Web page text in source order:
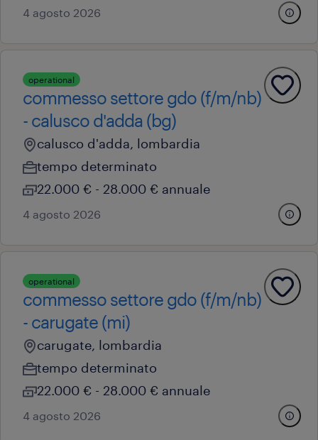
4 agosto 2026
operational
commesso settore gdo (f/m/nb)
- calusco d'adda (bg)
calusco d'adda, lombardia
tempo determinato
22.000 € - 28.000 € annuale
4 agosto 2026
operational
commesso settore gdo (f/m/nb)
- carugate (mi)
carugate, lombardia
tempo determinato
22.000 € - 28.000 € annuale
4 agosto 2026